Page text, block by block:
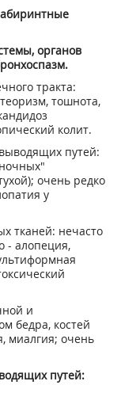
органов
тракта:
тошнота,
колит.
путей:
очень редко
у
тканей: нечасто
- алопеция,
и
бедра, костей
миалгия; очень
путей: